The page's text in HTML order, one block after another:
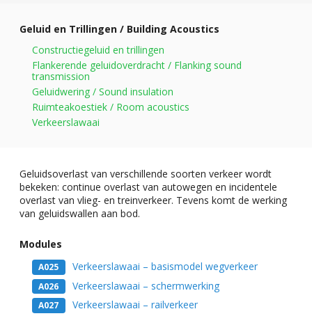
Geluid en Trillingen / Building Acoustics
Constructiegeluid en trillingen
Flankerende geluidoverdracht / Flanking sound
transmission
Geluidwering / Sound insulation
Ruimteakoestiek / Room acoustics
Verkeerslawaai
Geluidsoverlast van verschillende soorten verkeer wordt
bekeken: continue overlast van autowegen en incidentele
overlast van vlieg- en treinverkeer. Tevens komt de werking
van geluidswallen aan bod.
Modules
A025 Verkeerslawaai – basismodel wegverkeer
A026 Verkeerslawaai – schermwerking
A027 Verkeerslawaai – railverkeer